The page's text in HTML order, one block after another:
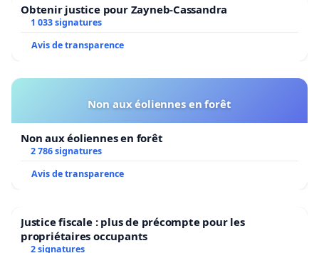
Obtenir justice pour Zayneb-Cassandra
1 033 signatures
Avis de transparence
Non aux éoliennes en forêt
Non aux éoliennes en forêt
2 786 signatures
Avis de transparence
Justice fiscale : plus de précompte pour les
propriétaires occupants
2 signatures